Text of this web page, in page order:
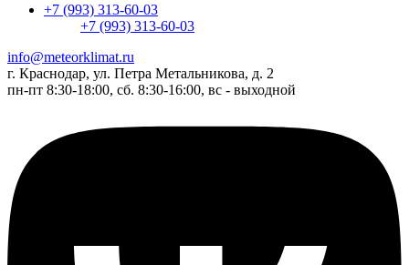
+7 (993) 313-60-03
+7 (993) 313-60-03
info@meteorklimat.ru
г. Краснодар, ул. Петра Метальникова, д. 2
пн-пт 8:30-18:00, сб. 8:30-16:00, вс - выходной